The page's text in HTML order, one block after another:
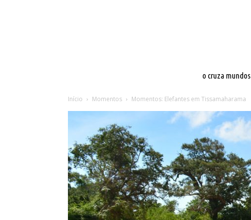
o cruza mundos
Início Momentos Momentos: Elefantes em Tissamaharama